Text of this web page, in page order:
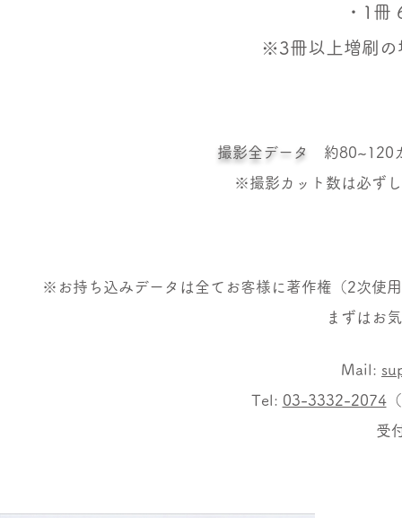
・1冊
​※3冊以上増刷の
撮影全データ
約80~120
​※撮影カット数は必ず
※お持ち込みデータは全てお客様に著作権（2次使
まずはお
Mail:
Tel: 03-3332-2074
受